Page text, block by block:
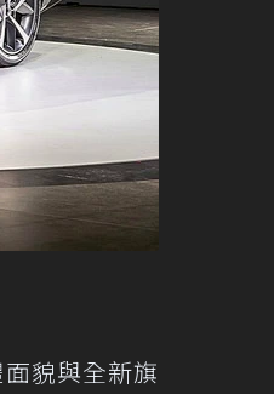
貌與全新旗